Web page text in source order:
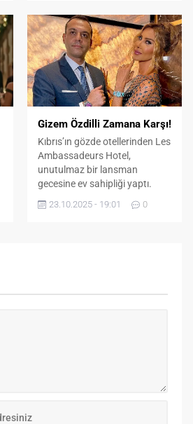
gibi giriş yaptı! Vokallerinde
Fatih Doğukan Yılmaz’ın yer
aldığı bu güçlü parça, dünya
çapında büyük ses getirdi ve
Türk bayrağını uluslararası
platformlarda gururla
dalgalandırdı! New Music
Daily Türkiye – 469 şarkı
arasına 111....
Gizem Özdilli Zamana Karşı!
Kıbrıs’ın gözde otellerinden Les
Ambassadeurs Hotel,
unutulmaz bir lansman
gecesine ev sahipliği yaptı.
İsviçre’nin ünlü saat markası
Genius’un Kıbrıs lansmanında
kullanmadım, zamanı ilk kez
23.10.2025 - 19:01 0